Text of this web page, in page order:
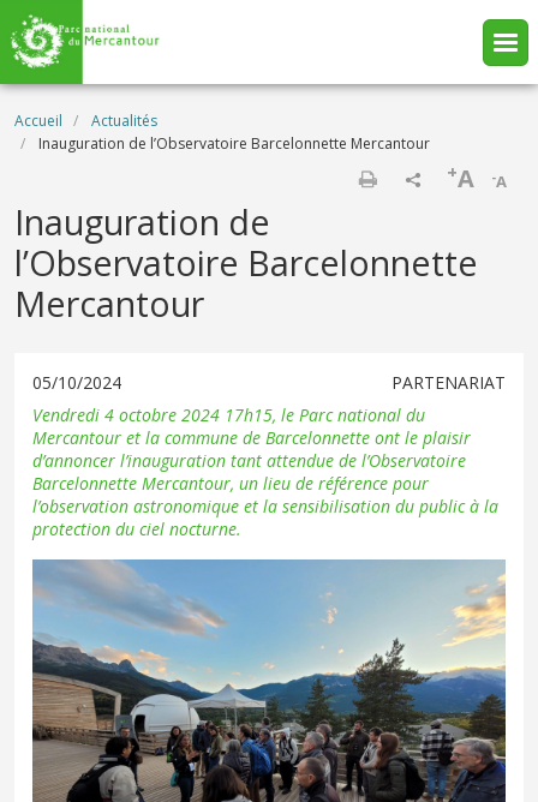
Aller au contenu principal
Fil d'Ariane
Accueil
Actualités
Inauguration de l’Observatoire Barcelonnette Mercantour
-A
+A
Inauguration de
l’Observatoire Barcelonnette
Mercantour
05/10/2024
PARTENARIAT
Vendredi 4 octobre 2024 17h15, le Parc national du
Mercantour et la commune de Barcelonnette ont le plaisir
d’annoncer l’inauguration tant attendue de l’Observatoire
Barcelonnette Mercantour, un lieu de référence pour
l’observation astronomique et la sensibilisation du public à la
protection du ciel nocturne.